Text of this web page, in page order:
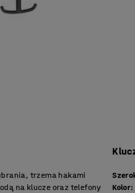
trzema hakami
na klucze oraz telefony
Kolor: